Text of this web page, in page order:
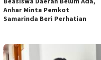
Anhar Minta Pemkot
Samarinda Beri Perhatian